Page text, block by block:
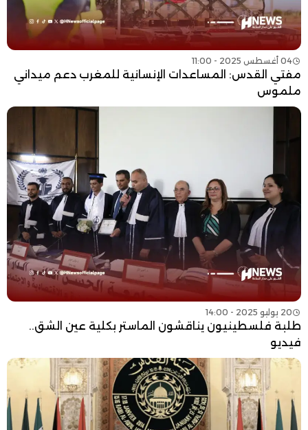
04 أغسطس 2025 - 11:00
مفتي القدس: المساعدات الإنسانية للمغرب دعم ميداني
ملموس
20 يوليو 2025 - 14:00
طلبة فلسطينيون يناقشون الماستر بكلية عين الشق..
فيديو